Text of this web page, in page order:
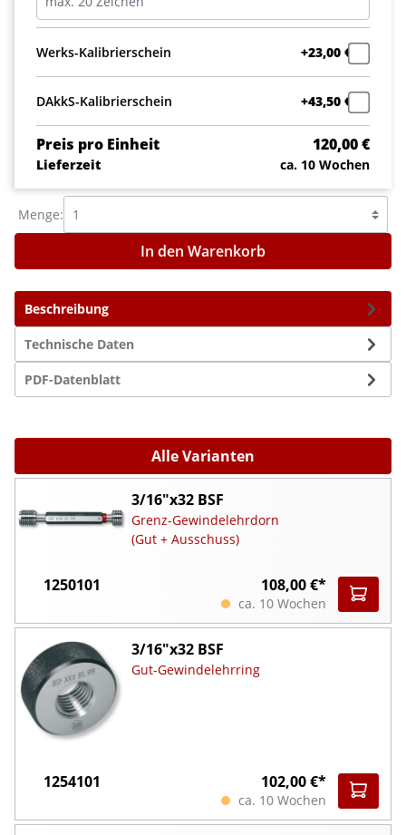
Beschreibung
Technische Daten
PDF-Datenblatt
Werks-Kalibrierschein +23,00 €
DAkkS-Kalibrierschein +43,50 €
Preis pro Einheit 120,00 €
Lieferzeit ca. 10 Wochen
Menge:
In den Warenkorb
Alle Varianten
3/16"x32 BSF
Grenz-Gewindelehrdorn
(Gut + Ausschuss)
1250101 108,00 €*
ca. 10 Wochen
3/16"x32 BSF
Gut-Gewindelehrring
1254101 102,00 €*
ca. 10 Wochen